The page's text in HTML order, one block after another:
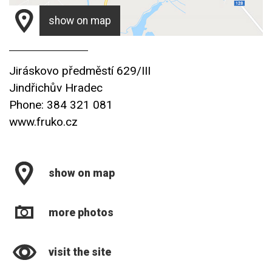
show on map
Jiráskovo předměstí 629/III
Jindřichův Hradec
Phone: 384 321 081
www.fruko.cz
show on map
more photos
visit the site